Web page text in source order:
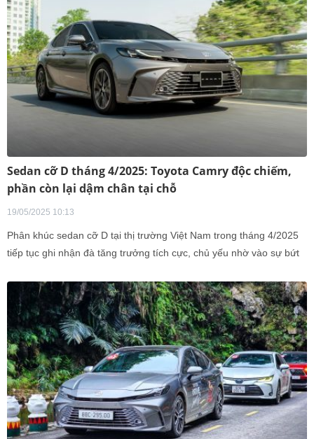
Sedan cỡ D tháng 4/2025: Toyota Camry độc chiếm,
phần còn lại dậm chân tại chỗ
19/05/2025 10:13
Phân khúc sedan cỡ D tại thị trường Việt Nam trong tháng 4/2025
tiếp tục ghi nhận đà tăng trưởng tích cực, chủ yếu nhờ vào sự bứt
doanh số vượt trội. Trái ngược hoàn toàn, Mazda6 lại tiếp tục thể
hiện xu hướng lao dốc rõ rệt, khi liên tục sụt giảm doanh số và dần
đánh mất sức cạnh tranh trong cuộc đua sedan hạng D.